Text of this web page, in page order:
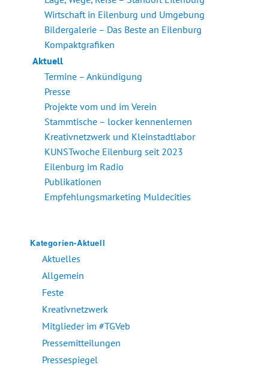
Wirtschaft in Eilenburg und Umgebung
Bildergalerie – Das Beste an Eilenburg
Kompaktgrafiken
Aktuell
Termine – Ankündigung
Presse
Projekte vom und im Verein
Stammtische – locker kennenlernen
Kreativnetzwerk und Kleinstadtlabor
KUNSTwoche Eilenburg seit 2023
Eilenburg im Radio
Publikationen
Empfehlungsmarketing Muldecities
Kategorien-Aktuell
Aktuelles
Allgemein
Feste
Kreativnetzwerk
Mitglieder im #TGVeb
Pressemitteilungen
Pressespiegel